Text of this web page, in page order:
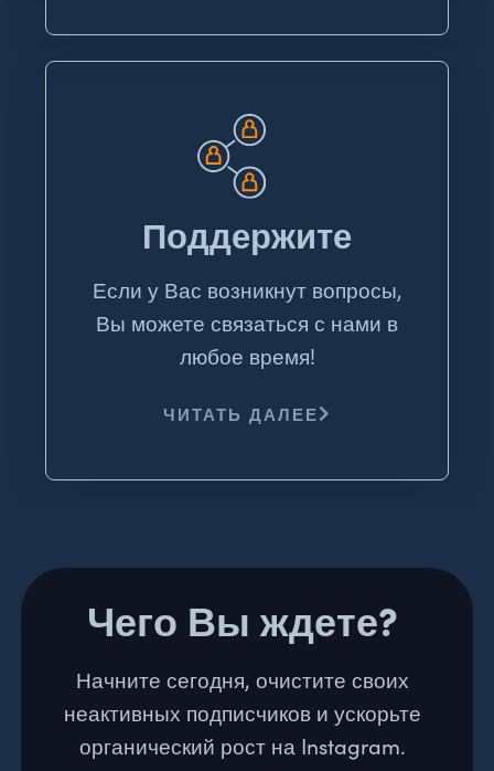
Поддержите
Если у Вас возникнут вопросы,
Вы можете связаться с нами в
любое время!
ЧИТАТЬ ДАЛЕЕ
Чего Вы ждете?
Начните сегодня, очистите своих
неактивных подписчиков и ускорьте
органический рост на Instagram.